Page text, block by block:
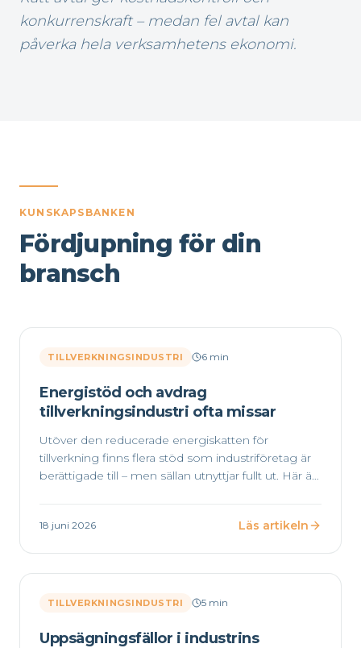
konkurrenskraft – medan fel avtal kan
påverka hela verksamhetens ekonomi.
KUNSKAPSBANKEN
Fördjupning för din
bransch
TILLVERKNINGSINDUSTRI 6min
Energistöd och avdrag
tillverkningsindustri ofta missar
Utöver den reducerade energiskatten för
tillverkning finns flera stöd som industriföretag är
berättigade till – men sällan utnyttjar fullt ut. Här är
18 juni 2026 Läs artikeln
TILLVERKNINGSINDUSTRI 5min
Uppsägningsfällor i industrins